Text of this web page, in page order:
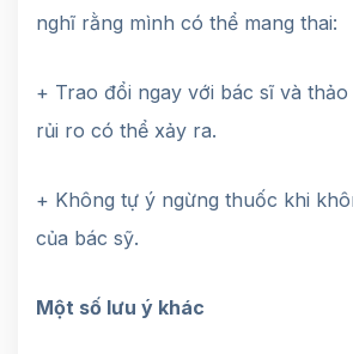
nghĩ rằng mình có thể mang thai:
+ Trao đổi ngay với bác sĩ và
rủi ro có thể xảy ra.
+ Không tự ý ngừng thuốc khi
của bác sỹ.
Một số lưu ý khác